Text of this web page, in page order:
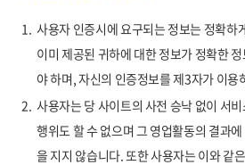
1. 사용자 인증시에 요구되는 정보는 정확하
이미 제공된 귀하에 대한 정보가 정확한
야 하며, 자신의 인증정보를 제3자가 이용
2. 사용자는 당 사이트의 사전 승낙 없이 서
행위도 할 수 없으며 그 영업활동의 결과
을 지지 않습니다. 또한 사용자는 이와 같